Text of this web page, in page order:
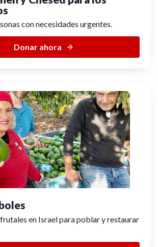
con necesidades urgentes.
Donar ahora
en Israel para poblar y restaurar